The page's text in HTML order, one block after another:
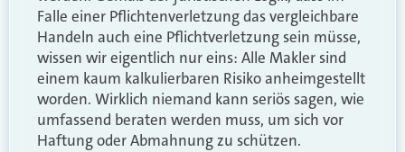
Falle einer Pflichtenverletzung das vergleichbare
Handeln auch eine Pflichtverletzung sein müsse,
wissen wir eigentlich nur eins: Alle Makler sind
einem kaum kalkulierbaren Risiko anheimgestellt
worden. Wirklich niemand kann seriös sagen, wie
umfassend beraten werden muss, um sich vor
Haftung oder Abmahnung zu schützen.